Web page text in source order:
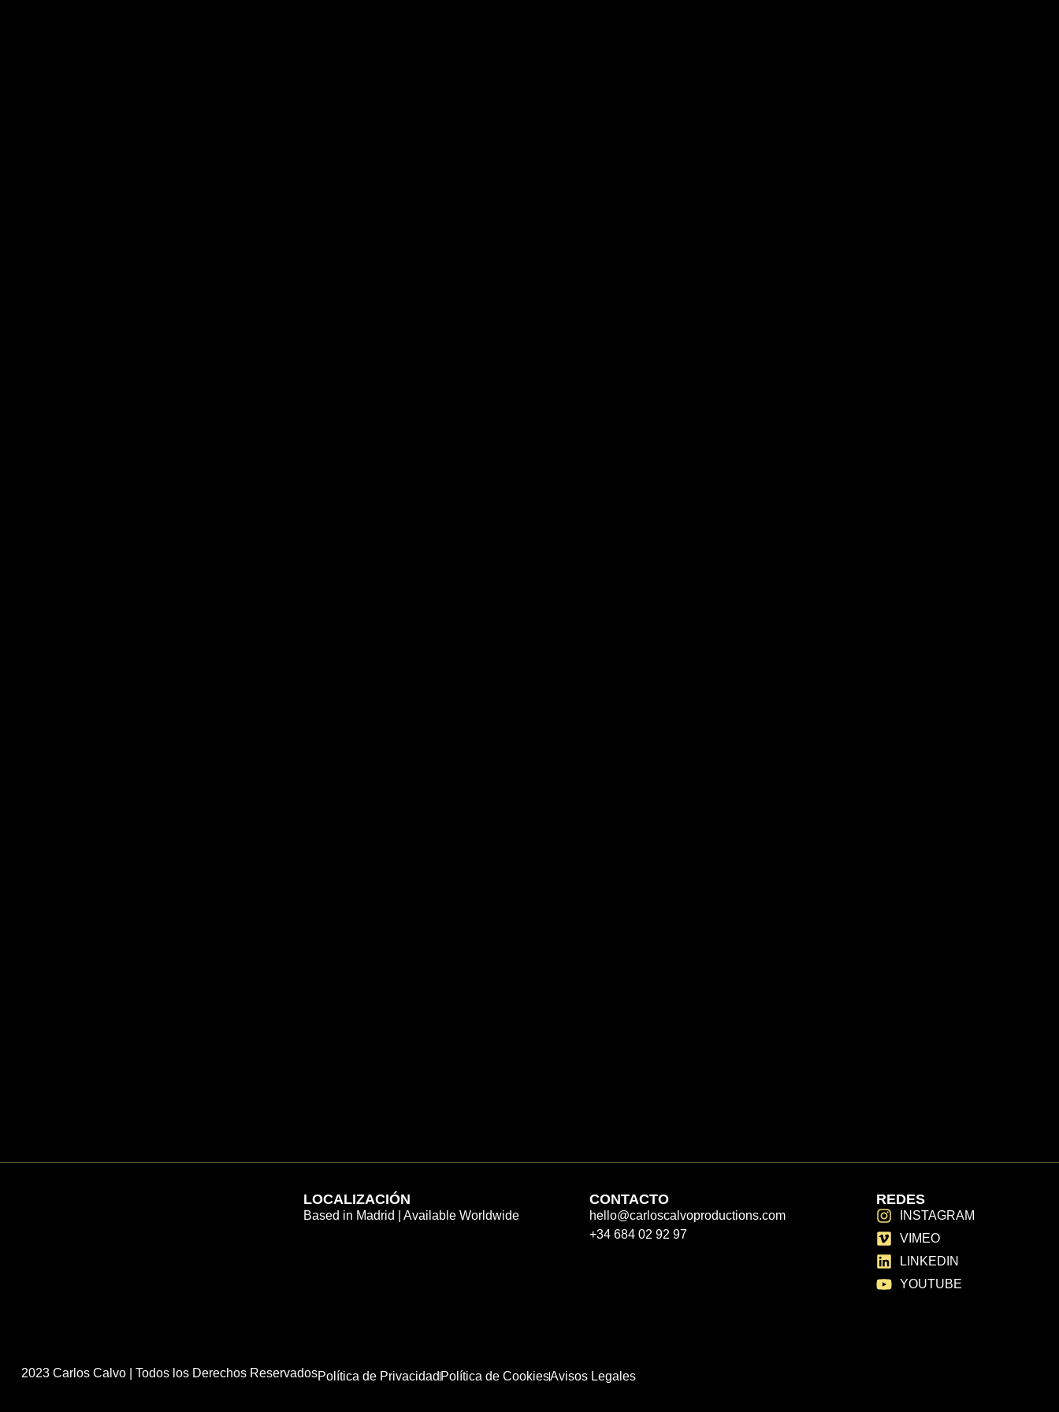
LOCALIZACIÓN
Based in Madrid | Available Worldwide
CONTACTO
hello@carloscalvoproductions.com
+34 684 02 92 97
REDES
INSTAGRAM
VIMEO
LINKEDIN
YOUTUBE
2023 Carlos Calvo | Todos los Derechos ReservadosPolítica de PrivacidadPolítica de CookiesAvisos Legales